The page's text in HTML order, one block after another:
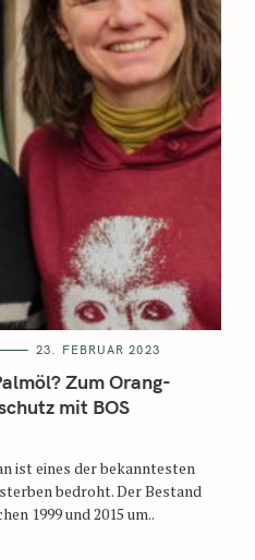
23. FEBRUAR 2023
Zum Orang-
mit BOS
ist eines der bekanntesten
bedroht. Der Bestand
1999 und 2015 um..